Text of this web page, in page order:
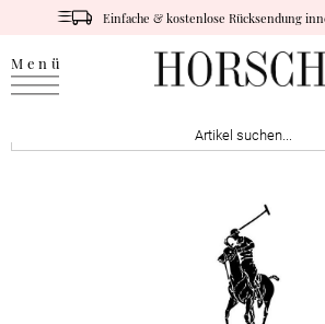
Einfache & kostenlose Rücksendung
Menü